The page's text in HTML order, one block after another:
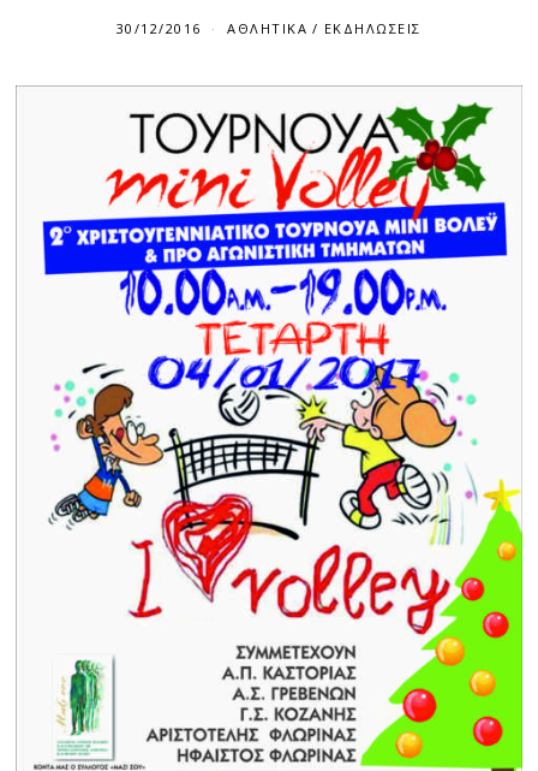
30/12/2016 ΑΘΛΗΤΙΚΆ / ΕΚΔΗΛΏΣΕΙΣ